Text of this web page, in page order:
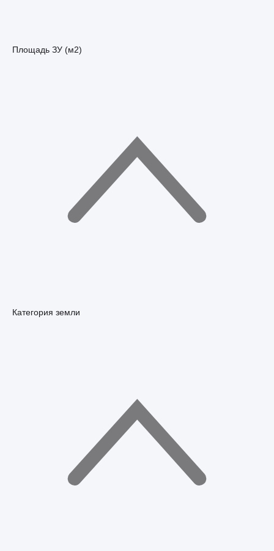
Площадь ЗУ (м2)
Категория земли